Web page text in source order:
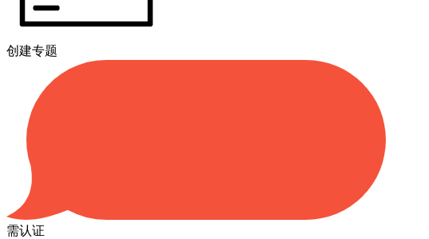
创建专题
需认证